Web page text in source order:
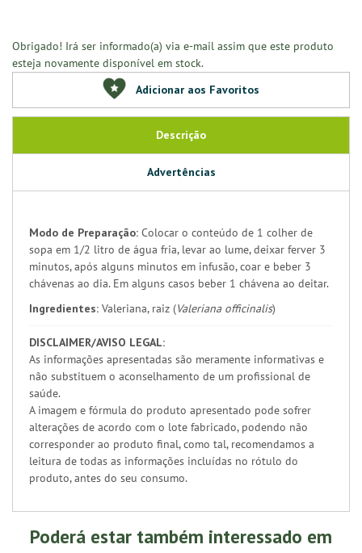
Obrigado! Irá ser informado(a) via e-mail assim que este produto
esteja novamente disponível em stock.
Adicionar aos Favoritos
Descrição
Advertências
Modo de Preparação: Colocar o conteúdo de 1 colher de
sopa em 1/2 litro de água fria, levar ao lume, deixar ferver 3
minutos, após alguns minutos em infusão, coar e beber 3
chávenas ao dia. Em alguns casos beber 1 chávena ao deitar.
Ingredientes: Valeriana, raiz (Valeriana officinalis)
DISCLAIMER/AVISO LEGAL:
As informações apresentadas são meramente informativas e
não substituem o aconselhamento de um profissional de
saúde.
A imagem e fórmula do produto apresentado pode sofrer
alterações de acordo com o lote fabricado, podendo não
corresponder ao produto final, como tal, recomendamos a
leitura de todas as informações incluídas no rótulo do
produto, antes do seu consumo.
Poderá estar também interessado em